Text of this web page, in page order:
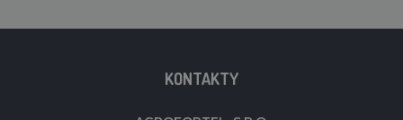
KONTAKTY